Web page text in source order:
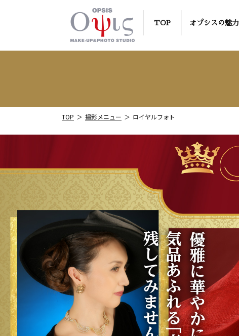
TOP オプシスの魅力
TOP 撮影メニュー ロイヤルフォト